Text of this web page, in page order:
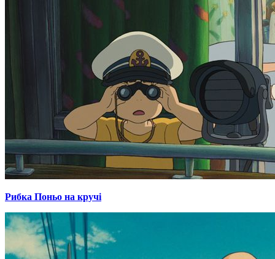
Рибка Поньо на кручі